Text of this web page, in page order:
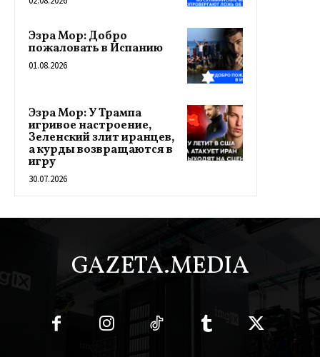
Эзра Мор: Добро
пожаловать в Испанию
01.08.2026
Эзра Мор: У Трампа
игривое настроение,
Зеленский злит иранцев,
а курды возвращаются в
игру
30.07.2026
GAZETA.MEDIA